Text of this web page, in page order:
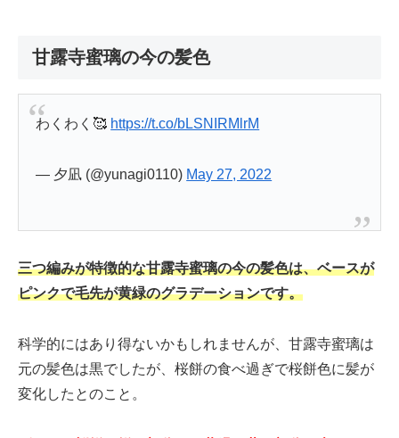
甘露寺蜜璃の今の髪色
わくわく🥰 https://t.co/bLSNIRMlrM
— 夕凪 (@yunagi0110) May 27, 2022
三つ編みが特徴的な甘露寺蜜璃の今の髪色は、ベースが
ピンクで毛先が黄緑のグラデーションです。
科学的にはあり得ないかもしれませんが、甘露寺蜜璃は
元の髪色は黒でしたが、桜餅の食べ過ぎで桜餅色に髪が
変化したとのこと。